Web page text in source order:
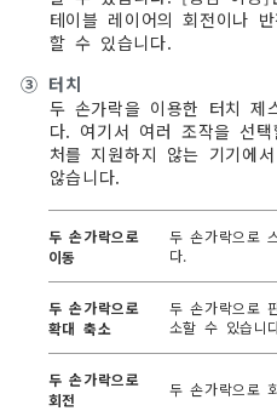
테이블 레이어의 회전이나
할 수 있습니다.
③ 터치
두 손가락을 이용한 터치 제
다. 여기서 여러 조작을 선
처를 지원하지 않는 기기에
않습니다.
두 손가락으로
이동
두 손가락으로
다.
두 손가락으로
확대 축소
두 손가락으로
소할 수 있습니
두 손가락으로
회전
두 손가락으로